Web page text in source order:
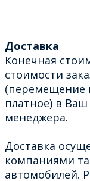
Доставка
Конечная
стоимости
(перемещение
платное) в
менеджера.
Доставка
компаниями
автомобилей.